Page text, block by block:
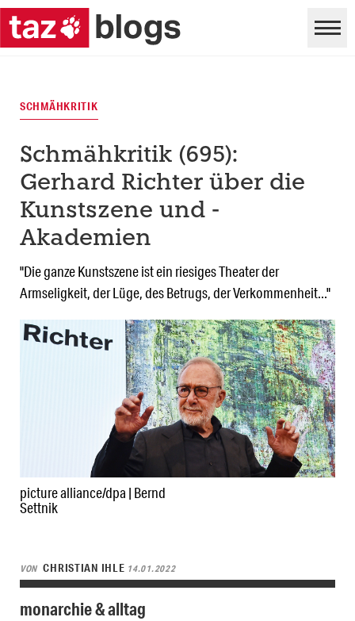
picture alliance/dpa | Bernd
Settnik
SCHMÄHKRITIK
Schmähkritik (695):
Gerhard Richter über die
Kunstszene und -
Akademien
"Die ganze Kunstszene ist ein riesiges Theater der
Armseligkeit, der Lüge, des Betrugs, der Verkommenheit..."
VON CHRISTIAN IHLE 14.01.2022
monarchie & alltag